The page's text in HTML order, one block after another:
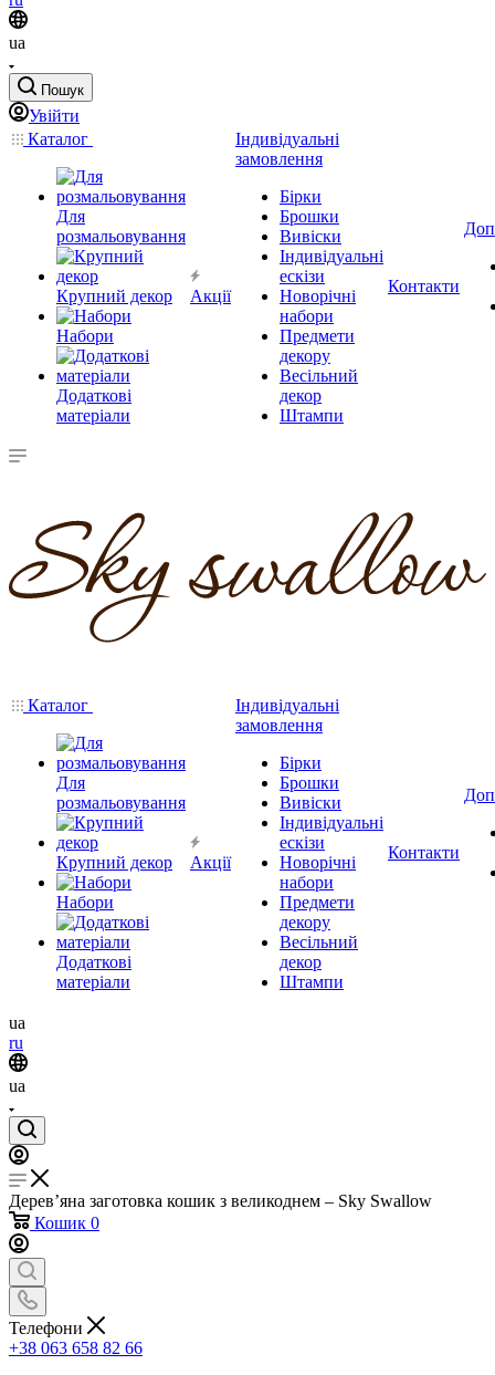
ua
Пошук
Увійти
Каталог
Для
розмальовування
Крупний декор
Набори
Додаткові
матеріали
Акції
Індивідуальні
замовлення
Бірки
Брошки
Вивіски
Індивідуальні
ескізи
Новорічні
набори
Предмети
декору
Весільний
декор
Штампи
Контакти
Каталог
Для
розмальовування
Крупний декор
Набори
Додаткові
матеріали
Акції
Індивідуальні
замовлення
Бірки
Брошки
Вивіски
Індивідуальні
ескізи
Новорічні
набори
Предмети
декору
Весільний
декор
Штампи
Контакти
ua
ru
ua
Дерев’яна заготовка кошик з великоднем – Sky Swallow
Кошик 0
Телефони
+38 063 658 82 66